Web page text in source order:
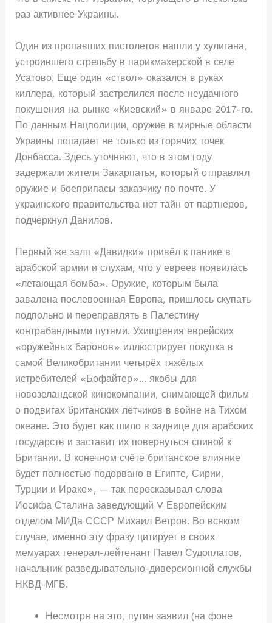
раз активнее Украины.
Один из пропавших пистолетов нашли у хулигана,
устроившего стрельбу в парикмахерской в селе
Усатово. Еще один «ствол» оказался в руках
киллера, который застрелился после неудачного
покушения на рынке «Киевский» в январе 2017-го.
По данным Нацполиции, оружие в мирные области
Украины попадает не только из горячих точек
Донбасса. Здесь уточняют, что в этом году
задержали жителя Закарпатья, который отправлял
оружие и боеприпасы заказчику по почте. У
украинского правительства нет тайн от партнеров,
подчеркнул Данилов.
Первый же залп «Давидки» привёл к панике в
арабской армии и слухам, что у евреев появилась
«летающая бомба». Оружие, которым была
завалена послевоенная Европа, пришлось скупать
подпольно и переправлять в Палестину
контрабандными путями. Ухищрения еврейских
«оружейных баронов» иллюстрирует покупка в
самой Великобритании четырёх тяжёлых
истребителей «Бофайтер»… якобы для
новозеландской кинокомпании, снимающей фильм
о подвигах британских лётчиков в войне на Тихом
океане. Это будет как шило в заднице для арабских
государств и заставит их повернуться спиной к
Британии. В конечном счёте британское влияние
будет полностью подорвано в Египте, Сирии,
Турции и Ираке», — так пересказывал слова
Иосифа Сталина заведующий V Европейским
отделом МИДа СССР Михаил Ветров. Во всяком
случае, именно эту фразу цитирует в своих
мемуарах генерал-лейтенант Павел Судоплатов,
начальник разведывательно-диверсионной службы
НКВД-МГБ.
Несмотря на это, путин заявил (на фоне